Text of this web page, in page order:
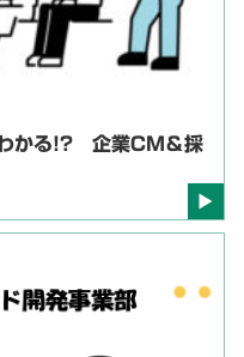
わかる!? 企業CM＆採